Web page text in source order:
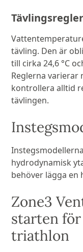
tävling. Den är
till cirka 24,6 °C
Reglerna varierar
kontrollera alltid
tävlingen.
hydrodynamisk
behöver lägga en
Zone3
starten
triathlon